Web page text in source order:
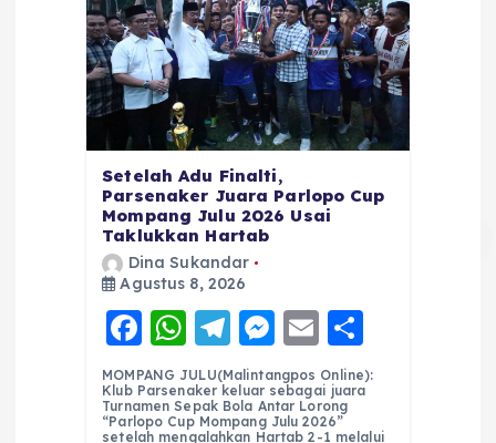
Setelah Adu Finalti,
Parsenaker Juara Parlopo Cup
Mompang Julu 2026 Usai
Taklukkan Hartab
Dina Sukandar
Agustus 8, 2026
F
a
c
e
W
h
a
ts
T
el
e
g
M
e
ss
e
E
m
ai
l
h
a
re
MOMPANG JULU(Malintangpos Online):
Klub Parsenaker keluar sebagai juara
Turnamen Sepak Bola Antar Lorong
“Parlopo Cup Mompang Julu 2026”
setelah mengalahkan Hartab 2-1 melalui